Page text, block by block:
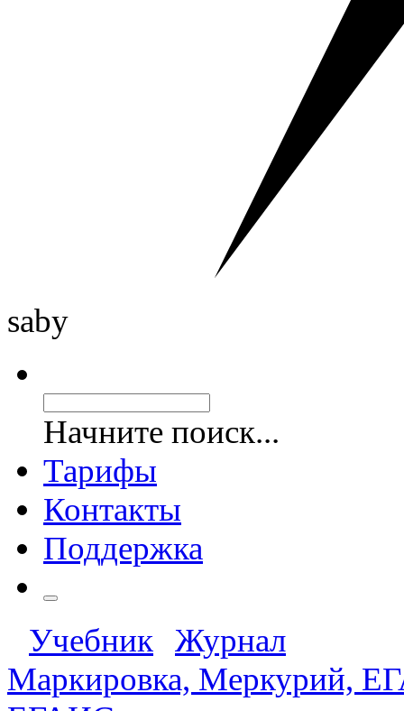
saby
Начните поиск...
Тарифы
Контакты
Поддержка
Учебник
Журнал
Маркировка, Меркурий,